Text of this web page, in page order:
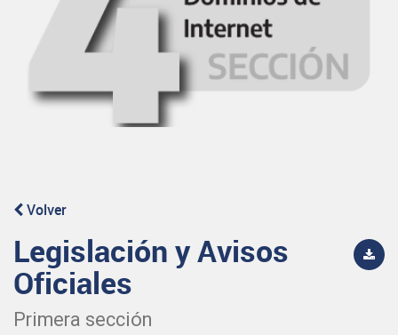
Volver
Legislación y Avisos
Oficiales
Primera sección